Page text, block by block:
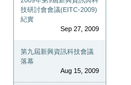
技研討會會議(EITC-2009)
紀實
Sep 27, 2009
第九屆新興資訊科技會議
落幕
Aug 15, 2009